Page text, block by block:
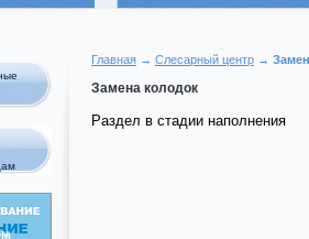
Главная → Слесарный центр →
Замена колодок
Раздел в стадии наполнения